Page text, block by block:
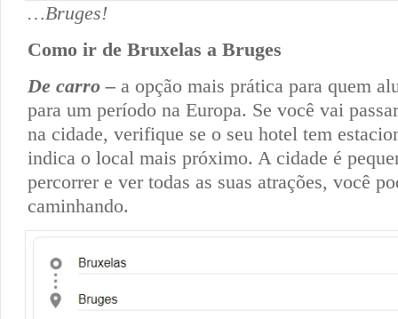
…Bruges!
Como ir de Bruxelas a Bruges
De carro – a opção mais prática para quem
para um período na Europa. Se você vai
na cidade, verifique se o seu hotel tem
indica o local mais próximo. A cidade é
percorrer e ver todas as suas atrações, você
caminhando.